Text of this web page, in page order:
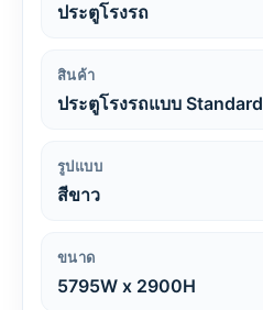
ประตูโรงรถ
สินค้า
ประตูโรงรถแบบ Standard
รูปแบบ
สีขาว
ขนาด
5795W x 2900H